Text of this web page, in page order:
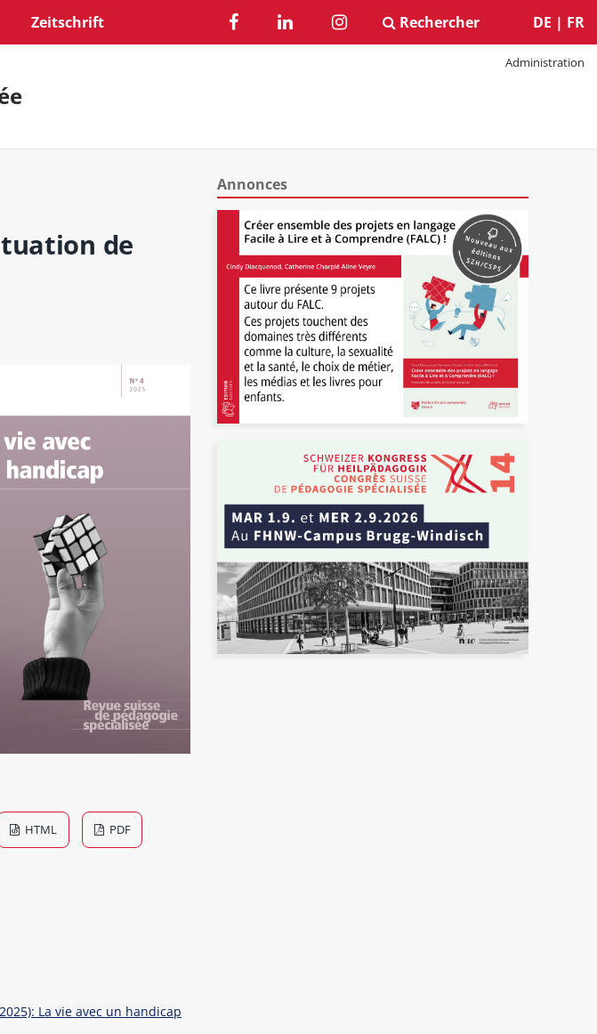
Zeitschrift
Administration
DE | FR
Rechercher
de
HTML PDF
La vie avec un handicap
Annonces